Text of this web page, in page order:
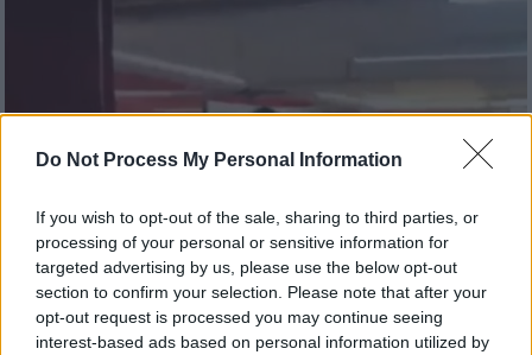
Do Not Process My Personal Information
If you wish to opt-out of the sale, sharing to third parties, or
processing of your personal or sensitive information for
targeted advertising by us, please use the below opt-out
section to confirm your selection. Please note that after your
opt-out request is processed you may continue seeing
interest-based ads based on personal information utilized by